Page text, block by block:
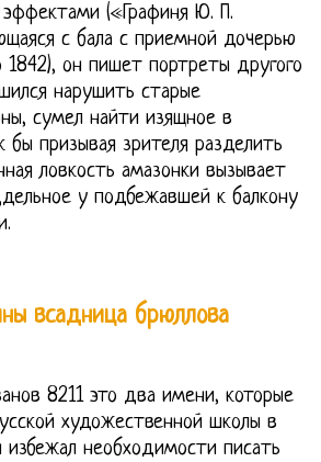
(«Графиня Ю. П.
с бала с приемной дочерью
1842), он пишет портреты другого
нарушить старые
сумел найти изящное в
бы призывая зрителя разделить
ловкость амазонки вызывает
у подбежавшей к балкону
всадница брюллова
8211 это два имени, которые
художественной школы в
избежал необходимости писать